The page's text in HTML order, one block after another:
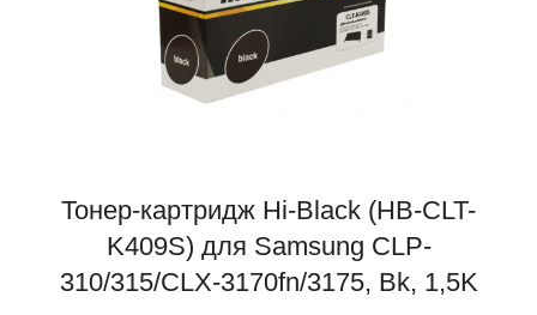
Тонер-картридж Hi-Black (HB-CLT-
K409S) для Samsung CLP-
310/315/CLX-3170fn/3175, Bk, 1,5K